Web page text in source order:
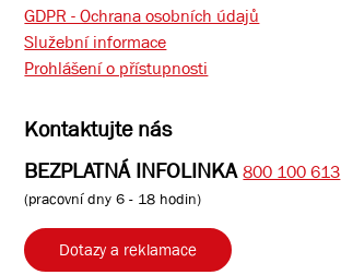
GDPR - Ochrana osobních údajů
Služební informace
Prohlášení o přístupnosti
Kontaktujte nás
BEZPLATNÁ INFOLINKA 800 100 613
(pracovní dny 6 - 18 hodin)
Dotazy a reklamace